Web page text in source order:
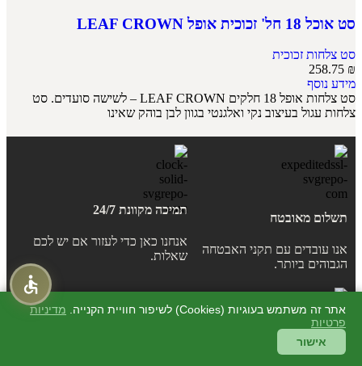
סט אוכל 18 חל' זכוכית אופל LEAF CROWN
סט צלחות זכוכית
258.75 ₪
מידע נוסף
סט צלחות אופל 18 חלקים LEAF CROWN – לשישה סועדים. סט
צלחות עגול בעיצוב נקי ואלגנטי בגוון לבן בוהק שאינו
תשלום מאובטח
אנו עובדים עם תקני האבטחה
הגבוהים ביותר.
תמיכה מקוונת 24/7
אנחנו כאן כדי לעזור אם יש לכם
שאלות.
מחירים מיוחדים
אתר זה משתמש בעוגיות (Cookies) לשיפור חוויית הקנייה.
מדיניות
פרטיות
אישור